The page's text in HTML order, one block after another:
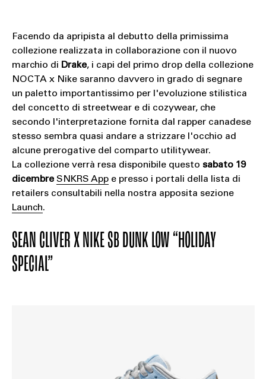
Facendo da apripista al debutto della primissima
collezione realizzata in collaborazione con il nuovo
marchio di Drake, i capi del primo drop della collezione
NOCTA x Nike saranno davvero in grado di segnare
un paletto importantissimo per l'evoluzione stilistica
del concetto di streetwear e di cozywear, che
secondo l'interpretazione fornita dal rapper canadese
stesso sembra quasi andare a strizzare l'occhio ad
alcune prerogative del comparto utilitywear.
La collezione verrà resa disponibile questo sabato 19
dicembre SNKRS Appe presso i portali della lista di
retailers consultabili nella nostra apposita sezione
Launch.
SEAN CLIVER X NIKE SB DUNK LOW “HOLIDAY
SPECIAL”